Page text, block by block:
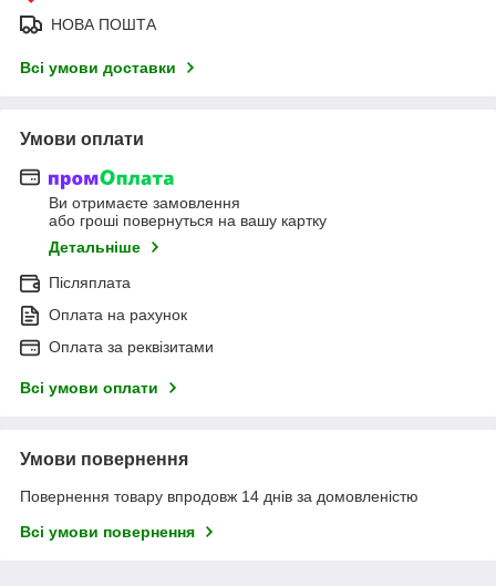
НОВА ПОШТА
Всі умови доставки
Умови оплати
Ви отримаєте замовлення
або гроші повернуться на вашу картку
Детальніше
Післяплата
Оплата на рахунок
Оплата за реквізитами
Всі умови оплати
Умови повернення
Повернення товару впродовж 14 днів за домовленістю
Всі умови повернення